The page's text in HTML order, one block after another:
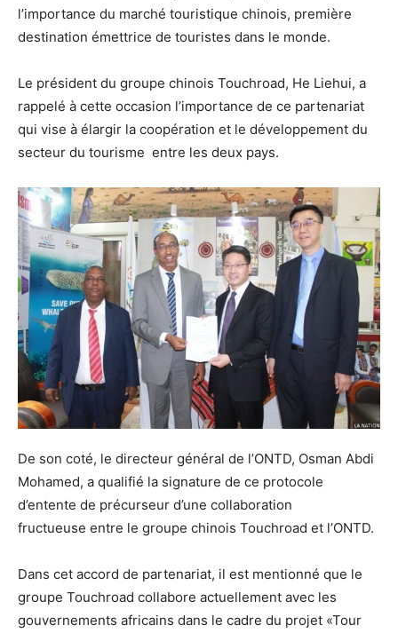
l’importance du marché touristique chinois, première
destination émettrice de touristes dans le monde.
Le président du groupe chinois Touchroad, He Liehui, a
rappelé à cette occasion l’importance de ce partenariat
qui vise à élargir la coopération et le développement du
secteur du tourisme entre les deux pays.
De son coté, le directeur général de l’ONTD, Osman Abdi
Mohamed, a qualifié la signature de ce protocole
d’entente de précurseur d’une collaboration
fructueuse entre le groupe chinois Touchroad et l’ONTD.
Dans cet accord de partenariat, il est mentionné que le
groupe Touchroad collabore actuellement avec les
gouvernements africains dans le cadre du projet «Tour